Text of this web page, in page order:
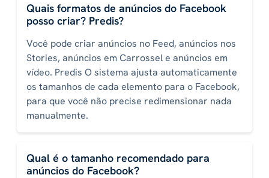
Quais formatos de anúncios do Facebook
posso criar? Predis?
Você pode criar anúncios no Feed, anúncios nos
Stories, anúncios em Carrossel e anúncios em
vídeo. Predis O sistema ajusta automaticamente
os tamanhos de cada elemento para o Facebook,
para que você não precise redimensionar nada
manualmente.
Qual é o tamanho recomendado para
anúncios do Facebook?